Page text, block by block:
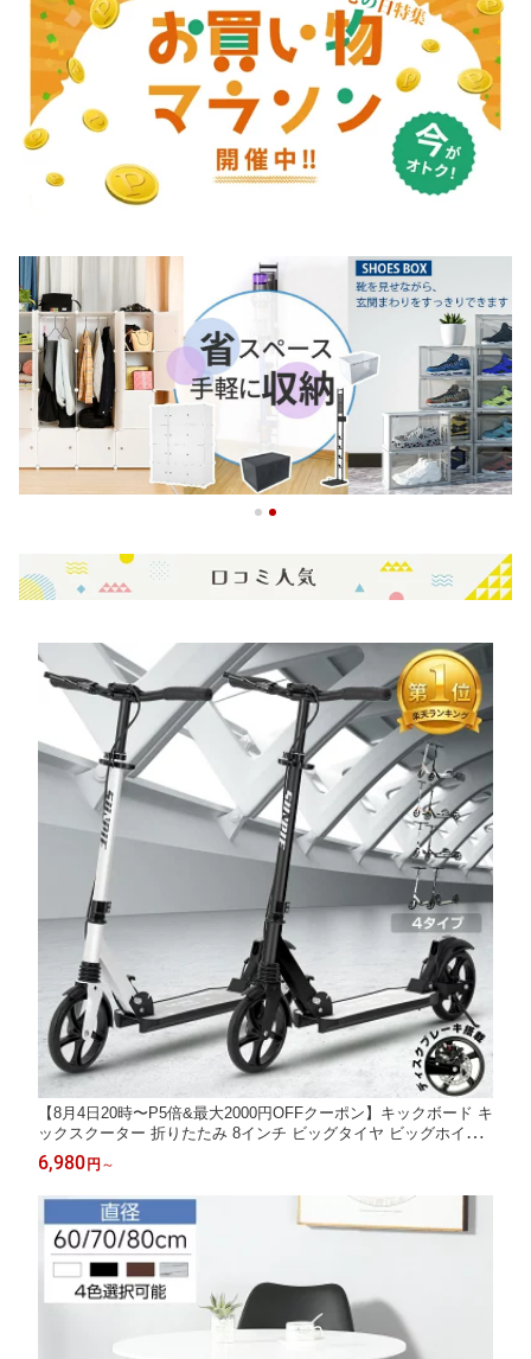
【8月4日20時〜P5倍&最大2000円OFFクーポン】キックボード キ
ックスクーター 折りたたみ 8インチ ビッグタイヤ ビッグホイー
ル キックバイク キックスケーター フットブレーキ 大人 子ども
子供用 大人用 ベルト付き ビッグサイズ 子供 プレゼント ラッピ
ング可
6,980 円 ～